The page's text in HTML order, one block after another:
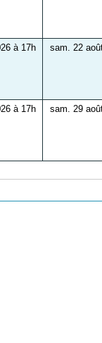
à 17h sam. 22
à 17h sam. 29